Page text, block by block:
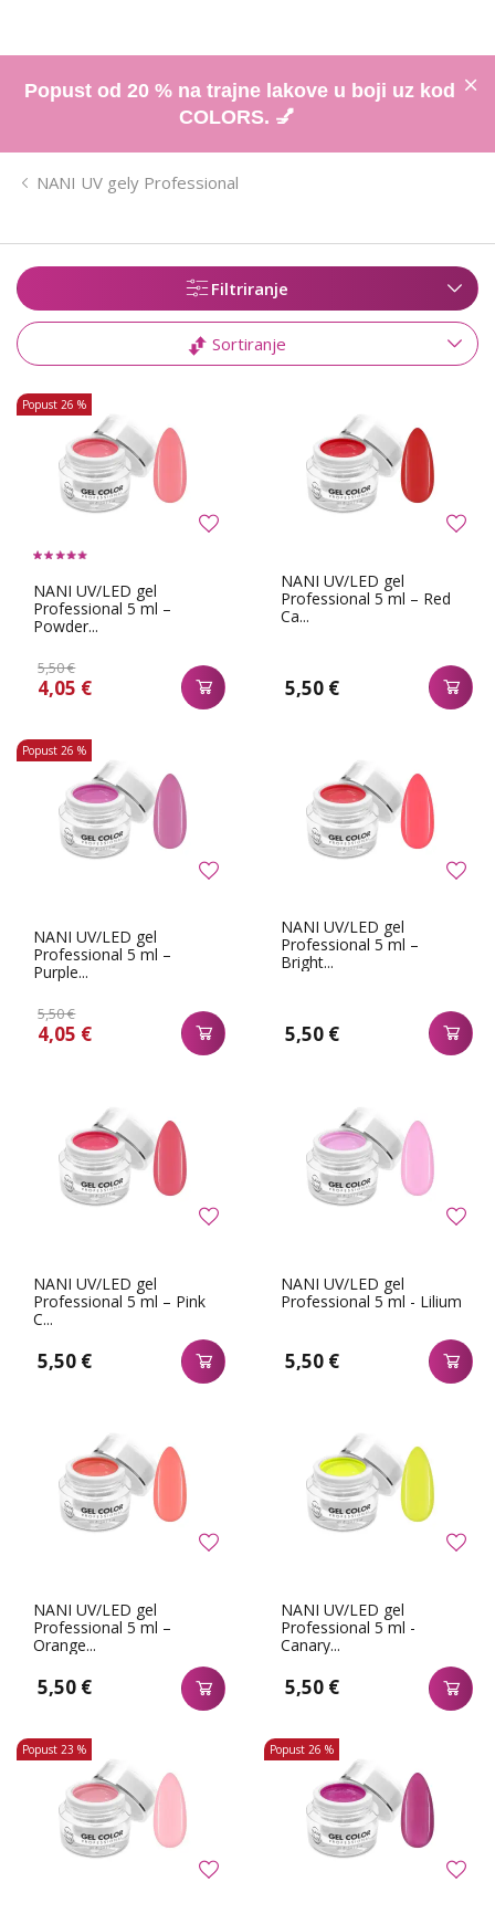
Popust od 20 % na trajne lakove u boji uz kod
COLORS. 💅
NANI UV gely Professional
Filtriranje
Sortiranje
NANI UV/LED gel
Professional 5 ml –
Powder...
5,50 €
4,05 €
Popust 26 %
NANI UV/LED gel
Professional 5 ml – Red
Ca...
5,50 €
NANI UV/LED gel
Professional 5 ml –
Purple...
5,50 €
4,05 €
Popust 26 %
NANI UV/LED gel
Professional 5 ml –
Bright...
5,50 €
NANI UV/LED gel
Professional 5 ml – Pink
C...
5,50 €
NANI UV/LED gel
Professional 5 ml - Lilium
5,50 €
NANI UV/LED gel
Professional 5 ml –
Orange...
5,50 €
NANI UV/LED gel
Professional 5 ml -
Canary...
5,50 €
Popust 23 % Popust 26 %